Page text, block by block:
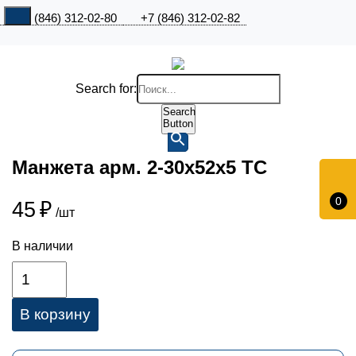
+7 (846) 312-02-80 +7 (846) 312-02-82
0
Search for:
Search
Button
Манжета арм. 2-30х52х5 ТC
45 ₽ /шт
В наличии
В корзину